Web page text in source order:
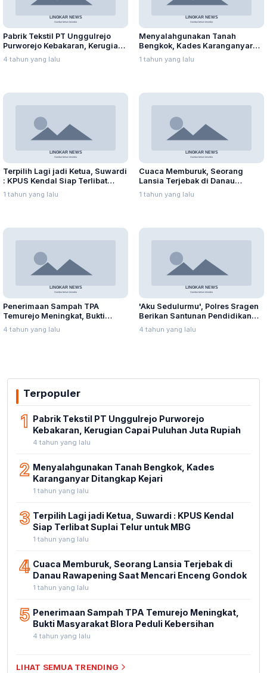
Pabrik Tekstil PT Unggulrejo
Purworejo Kebakaran, Kerugian
Capai Puluhan Juta Rupiah
4 tahun yang lalu
Menyalahgunakan Tanah
Bengkok, Kades Karanganyar
Ditangkap Kejari
1 tahun yang lalu
Terpilih Lagi jadi Ketua, Suwardi
: KPUS Kendal Siap Terlibat
Suplai Telur untuk MBG
1 tahun yang lalu
Cuaca Memburuk, Seorang
Lansia Terjebak di Danau
Rawapening Saat Mencari
Enceng Gondok
1 tahun yang lalu
Penerimaan Sampah TPA
Temurejo Meningkat, Bukti
Masyarakat Blora Peduli
Kebersihan
4 tahun yang lalu
'Aku Sedulurmu', Polres Sragen
Berikan Santunan Pendidikan
Anak Yatim Piatu
4 tahun yang lalu
Terpopuler
1 Pabrik Tekstil PT Unggulrejo Purworejo
Kebakaran, Kerugian Capai Puluhan Juta Rupiah
4 tahun yang lalu
2 Menyalahgunakan Tanah Bengkok, Kades
Karanganyar Ditangkap Kejari
1 tahun yang lalu
3 Terpilih Lagi jadi Ketua, Suwardi : KPUS Kendal
Siap Terlibat Suplai Telur untuk MBG
1 tahun yang lalu
4 Cuaca Memburuk, Seorang Lansia Terjebak di
Danau Rawapening Saat Mencari Enceng Gondok
1 tahun yang lalu
5 Penerimaan Sampah TPA Temurejo Meningkat,
Bukti Masyarakat Blora Peduli Kebersihan
4 tahun yang lalu
LIHAT SEMUA TRENDING